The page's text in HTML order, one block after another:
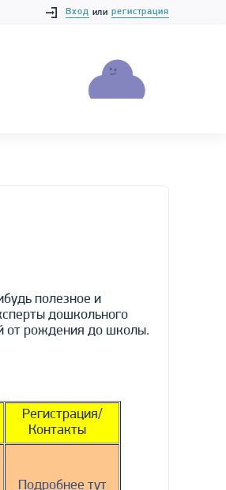
Вход или регистрация
полезное и
дошкольного
от рождения до школы.
Регистрация/
Контакты
Подробнее тут